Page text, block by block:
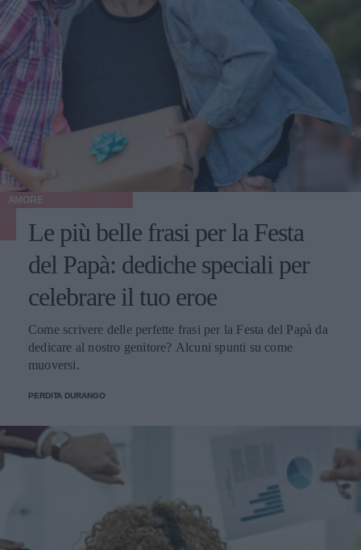
AMORE
Le più belle frasi per la Festa
del Papà: dediche speciali per
celebrare il tuo eroe
Come scrivere delle perfette frasi per la Festa del Papà da
dedicare al nostro genitore? Alcuni spunti su come
muoversi.
PERDITA DURANGO